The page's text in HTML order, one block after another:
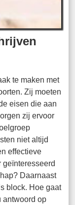
te maken met
Zij moeten
eisen die aan
zij ervoor
niet altijd
effectieve
Daarnaast
block. Hoe gaat
antwoord op